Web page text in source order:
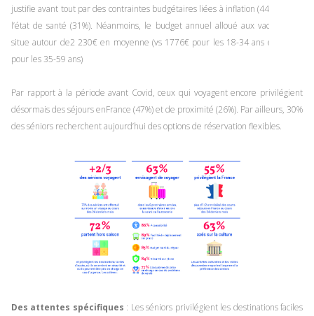
justifie avant tout par des contraintes budgétaires liées à inflation (44%) et par
l’état de santé (31%). Néanmoins, le budget annuel alloué aux vacances se
situe autour de2 230€ en moyenne (vs 1776€ pour les 18-34 ans et 2090€
pour les 35-59 ans)
Par rapport à la période avant Covid, ceux qui voyagent encore privilégient
désormais des séjours enFrance (47%) et de proximité (26%). Par ailleurs, 30%
des séniors recherchent aujourd’hui des options de réservation flexibles.
Des attentes spécifiques : Les séniors privilégient les destinations faciles